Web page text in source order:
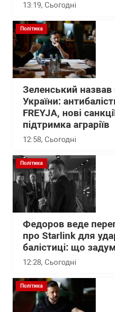
13:19, Сьогодні
Політика
Зеленський назвав
України:
FREYJA, нові
підтримка аграріїв
12:58, Сьогодні
Політика
Федоров веде
про Starlink для
балістиці: що
12:28, Сьогодні
Політика